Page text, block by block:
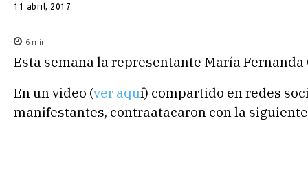
11 abril, 2017
6 min.
Esta semana la representante María
En un video (ver aquí) compartido en redes
manifestantes, contraatacaron con la